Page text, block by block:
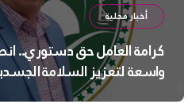
أخبار محلية
كرامة العامل حق دستوري..
واسعة لتعزيز السلامة